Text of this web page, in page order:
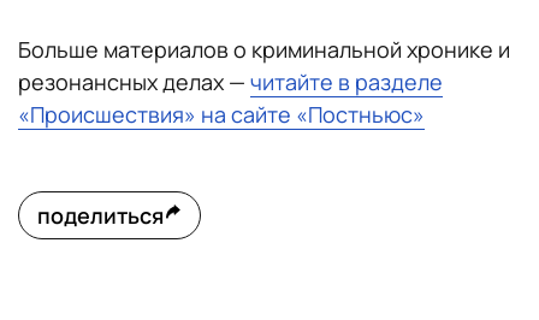
Больше материалов о криминальной хронике и
резонансных делах — читайте в разделе
«Происшествия» на сайте «Постньюс»
поделиться